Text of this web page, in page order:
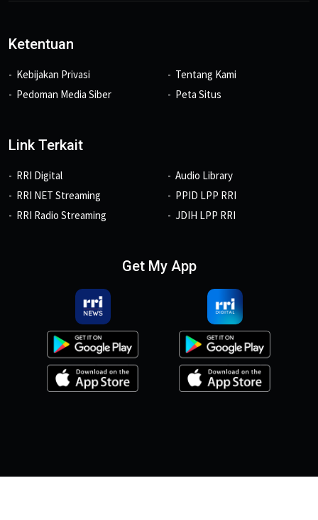
Ketentuan
Kebijakan Privasi
Pedoman Media Siber
Tentang Kami
Peta Situs
Link Terkait
RRI Digital
RRI NET Streaming
RRI Radio Streaming
Audio Library
PPID LPP RRI
JDIH LPP RRI
Get My App